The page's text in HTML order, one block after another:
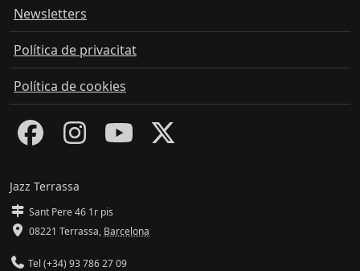
Newsletters
Política de privacitat
Política de cookies
Jazz Terrassa
Sant Pere 46 1r pis
08221 Terrassa, Barcelona
Tel (+34) 93 786 27 09